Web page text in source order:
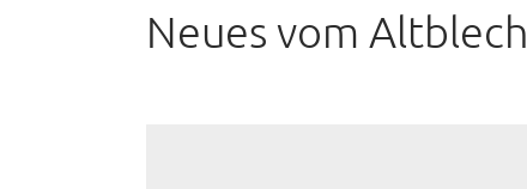
Neues vom Altblech